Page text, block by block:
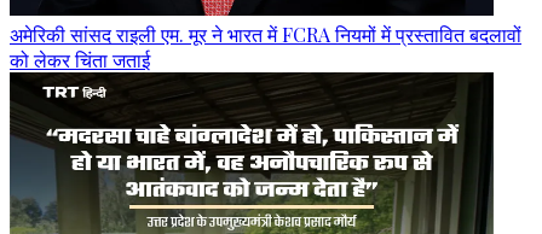
अमेरिकी सांसद राइली एम. मूर ने भारत में FCRA नियमों में प्रस्तावित बदलावों
को लेकर चिंता जताई